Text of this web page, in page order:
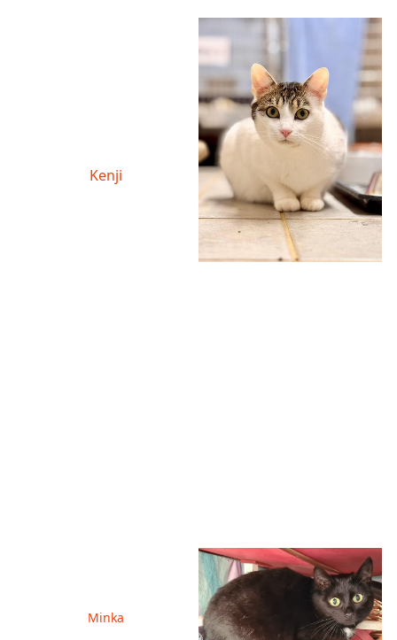
Kenji
Minka